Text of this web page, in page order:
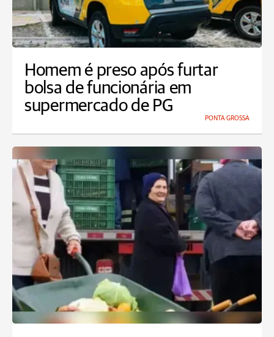
Homem é preso após furtar
bolsa de funcionária em
supermercado de PG
PONTA GROSSA